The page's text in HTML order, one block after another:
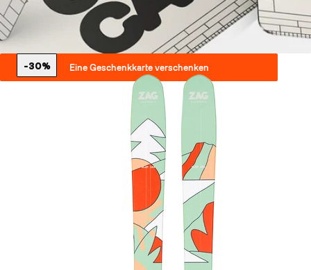
Eine Geschenkkarte verschenken
-30%